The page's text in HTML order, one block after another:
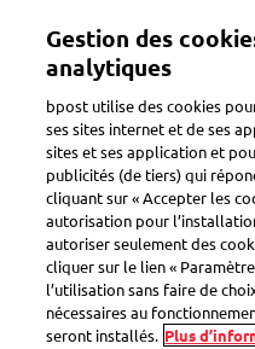
contenu
Zoeken
Émissions
0 produits
Gestion des
analytiques
bpost utilise des cookies
ses sites internet et de ses
sites et ses application et
publicités (de tiers) qui
cliquant sur « Accepter les
autorisation pour
autoriser seulement des
cliquer sur le lien «
l’utilisation sans faire de
nécessaires au
seront installés. Plus